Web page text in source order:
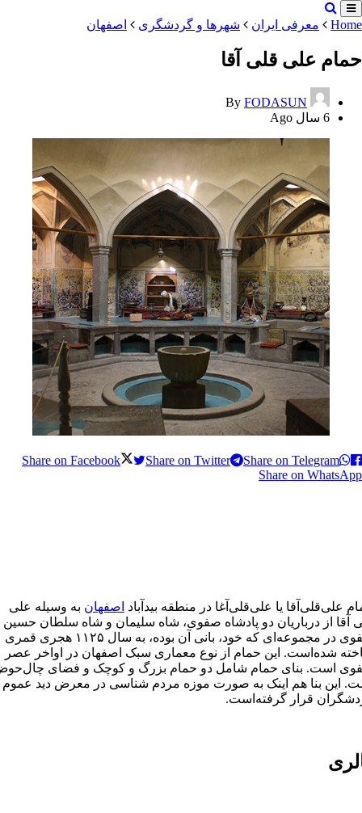
Home معرفی ایران شهرها و گردشگری اصفهان
حمام علی‌ قلی‌ آقا
By FODASUN
6 سال Ago
Share on Facebook Share on Twitter
Share on Telegram
Share on WhatsApp
علی‌قلی‌آقا یا علی‌قلی‌آغا در منطقه بیدآباد اصفهان به وسیله علی
آقا از درباریان دو پادشاه صفوی، شاه سلیمان و شاه سلطان حسین
صفوی در مجموعه‌ای که خود، بانی آن بوده، به سال ۱۱۲۵ هجری قمری
شده‌است. این حمام از نوع معماری سبک اصفهان در اواخر عصر
است. بنای حمام شامل دو حمام بزرگ و کوچک و فضای
این بنا هم اینک به صورت موزه مردم شناسی در معرض دید عموم
قرار گرفته‌است.